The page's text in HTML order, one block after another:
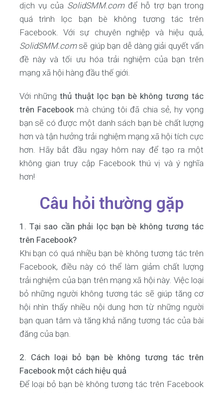
dịch vụ của SolidSMM.comđể hỗ trợ bạn trong
quá trình lọc bạn bè không tương tác trên
Facebook. Với sự chuyên nghiệp và hiệu quả,
SolidSMM.comsẽ giúp bạn dễ dàng giải quyết vấn
đề này và tối ưu hóa trải nghiệm của bạn trên
mạng xã hội hàng đầu thế giới.
Với những thủ thuật lọc bạn bè không tương tác
trên Facebookmà chúng tôi đã chia sẻ, hy vọng
bạn sẽ có được một danh sách bạn bè chất lượng
hơn và tận hưởng trải nghiệm mạng xã hội tích cực
hơn. Hãy bắt đầu ngay hôm nay để tạo ra một
không gian truy cập Facebook thú vị và ý nghĩa
hơn!
Câu hỏi thường gặp
1. Tại sao cần phải lọc bạn bè không tương tác
trên Facebook?
Khi bạn có quá nhiều bạn bè không tương tác trên
Facebook, điều này có thể làm giảm chất lượng
trải nghiệm của bạn trên mạng xã hội này. Việc loại
bỏ những người không tương tác sẽ giúp tăng cơ
hội nhìn thấy nhiều nội dung hơn từ những người
bạn quan tâm và tăng khả năng tương tác của bài
đăng của bạn.
2. Cách loại bỏ bạn bè không tương tác trên
Facebook một cách hiệu quả
Để loại bỏ bạn bè không tương tác trên Facebook